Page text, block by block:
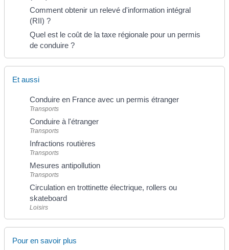
Comment obtenir un relevé d'information intégral
(RII) ?
Quel est le coût de la taxe régionale pour un permis
de conduire ?
Et aussi
Conduire en France avec un permis étranger
Transports
Conduire à l'étranger
Transports
Infractions routières
Transports
Mesures antipollution
Transports
Circulation en trottinette électrique, rollers ou
skateboard
Loisirs
Pour en savoir plus